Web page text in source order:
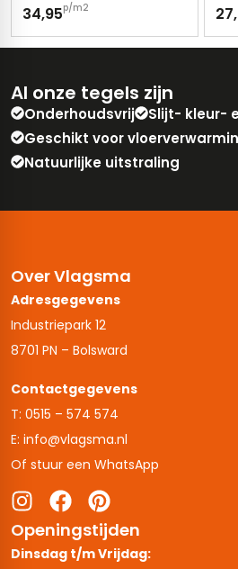
34,95p/m2
Al onze tegels zijn
Onderhoudsvrij
Slijt- kleur-
Geschikt voor
Natuurlijke uitstraling
Over Vlagsma
Adresgegevens
Industriepark 12
8701 PN – Bolsward
Contactgegevens
T: 0515 – 574 574
E: info@vlagsma.nl
Of stuur een WhatsApp
Openingstijden
Dinsdag t/m Vrijdag: